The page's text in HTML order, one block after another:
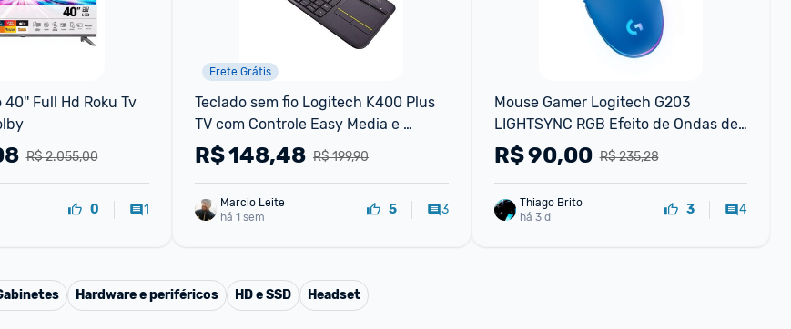
Full Hd Roku Tv
R$ 2.055,00
0 1
Frete Grátis
Teclado sem fio Logitech K400 Plus
TV com Controle Easy Media e
Touchpad Integrado Conexão USB
Unifying e Layout ABNT2
R$ 199,90
R$148,48
Marcio Leite
há 1 sem
5 3
Mouse Gamer Logitech G203
LIGHTSYNC RGB Efeito de Ondas de
Cores 6 Botões Programáveis e Até
8.000 DPI Azul - 910-005
R$ 235,28
R$90,00
Thiago Brito
há 3 d
3 4
Hardware e periféricos HD e SSD Headset